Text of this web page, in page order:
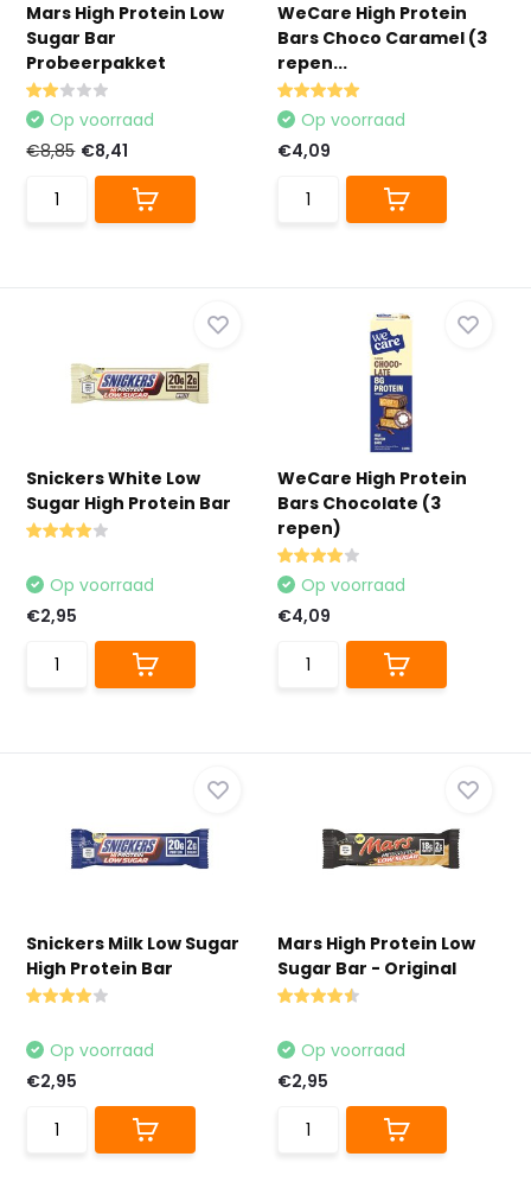
Mars High Protein Low
Sugar Bar
Probeerpakket
Op voorraad
€8,85 €8,41
WeCare High Protein
Bars Choco Caramel (3
repen...
Op voorraad
€4,09
Snickers White Low
Sugar High Protein Bar
Op voorraad
€2,95
WeCare High Protein
Bars Chocolate (3
repen)
Op voorraad
€4,09
Snickers Milk Low Sugar
High Protein Bar
Op voorraad
€2,95
Mars High Protein Low
Sugar Bar - Original
Op voorraad
€2,95